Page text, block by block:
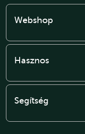
Webshop
Hasznos
Segítség